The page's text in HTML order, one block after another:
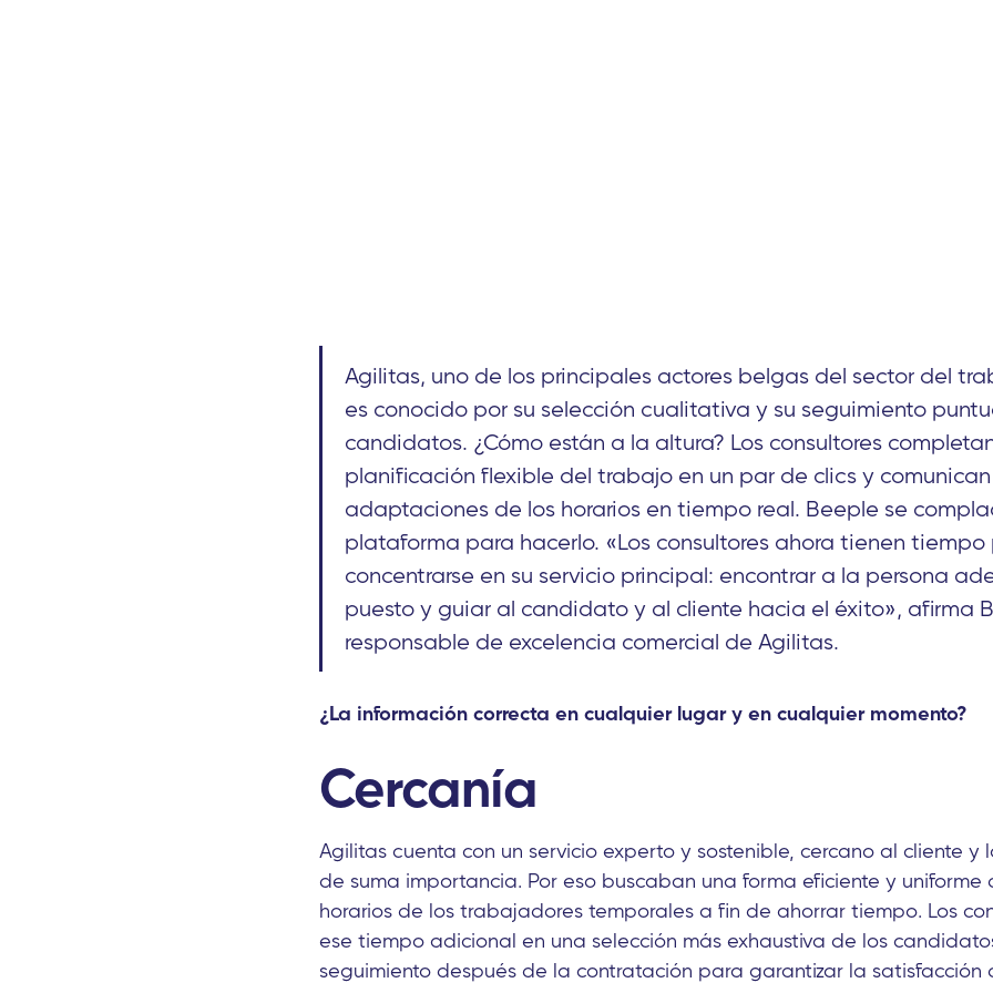
Agilitas, uno de los principales actores belgas del sector del
es conocido por su selección cualitativa y su seguimiento
candidatos. ¿Cómo están a la altura? Los consultores
planificación flexible del trabajo en un par de clics y
adaptaciones de los horarios en tiempo real. Beeple se
plataforma para hacerlo. «Los consultores ahora tienen tiempo
concentrarse en su servicio principal: encontrar a la persona
puesto y guiar al candidato y al cliente hacia el éxito», afirma
responsable de excelencia comercial de Agilitas.
¿La información correcta en cualquier lugar y en cualquier momento?
Cercanía
Agilitas cuenta con un servicio experto y sostenible, cercano al cliente y
de suma importancia. Por eso buscaban una forma eficiente y uniforme
horarios de los trabajadores temporales a fin de ahorrar tiempo. Los
ese tiempo adicional en una selección más exhaustiva de los
seguimiento después de la contratación para garantizar la satisfacción